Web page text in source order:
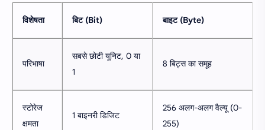
विशेषता बिट (Bit) बाइट (Byte)
परिभाषा
सबसे छोटी यूनिट, 0 या
1
8 बिट्स का समूह
स्टोरेज
क्षमता
1 बाइनरी डिजिट
256 अलग-अलग वैल्यू (0-
255)